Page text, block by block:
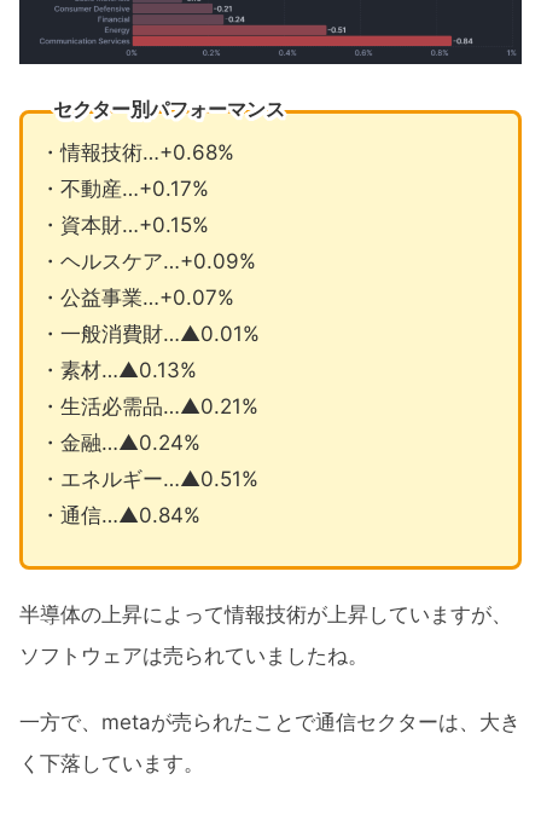
セクター別パフォーマンス
・情報技術…+0.68%
・不動産…+0.17%
・資本財…+0.15%
・ヘルスケア…+0.09%
・公益事業…+0.07%
・一般消費財…▲0.01%
・素材…▲0.13%
・生活必需品…▲0.21%
・金融…▲0.24%
・エネルギー…▲0.51%
・通信…▲0.84%
半導体の上昇によって情報技術が上昇していますが、
ソフトウェアは売られていましたね。
一方で、metaが売られたことで通信セクターは、大き
く下落しています。